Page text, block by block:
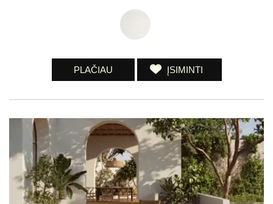
PLAČIAU ĮSIMINTI